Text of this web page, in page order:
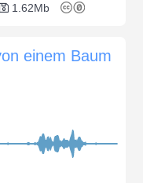
1.62Mb
einem Baum